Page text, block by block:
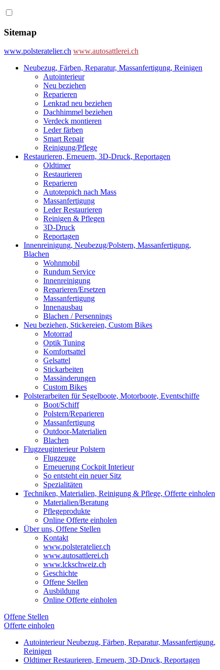
Sitemap
www.polsteratelier.ch www.autosattlerei.ch
Neubezug, Färben, Reparatur, Massanfertigung, Reinigen
Autointerieur
Neu beziehen
Reparieren
Lenkrad neu beziehen
Dachhimmel beziehen
Verdeck montieren
Leder färben
Smart Repair
Reinigung/Pflege
Restaurieren, Erneuern, 3D-Druck, Reportagen
Oldtimer
Restaurieren
Reparieren
Autoteppich nach Mass
Massanfertigung
Leder Restaurieren
Reinigen & Pflegen
3D-Druck
Reportagen
Innenreinigung, Neubezug/Polstern, Massanfertigung,
Blachen
Wohnmobil
Rundum Service
Innenreinigung
Reparieren/Ersetzen
Massanfertigung
Innenausbau
Blachen / Persennings
Neu beziehen, Stickereien, Custom Bikes
Motorrad
Optik Tuning
Komfortsattel
Gelsattel
Stickarbeiten
Massänderungen
Custom Bikes
Polsterarbeiten für Segelboote, Motorboote, Eventschiffe
Boot/Schiff
Polstern/Reparieren
Massanfertigung
Outdoor-Materialien
Blachen
Flugzeuginterieur Polstern
Flugzeuge
Erneuerung Cockpit Interieur
So entsteht ein neuer Sitz
Spezialitäten
Techniken, Materialien, Reinigung & Pflege, Offerte einholen
Materialien/Beratung
Pflegeprodukte
Online Offerte einholen
Über uns, Offene Stellen
Kontakt
www.polsteratelier.ch
www.autosattlerei.ch
www.lckschweiz.ch
Geschichte
Offene Stellen
Ausbildung
Online Offerte einholen
Offene Stellen
Offerte einholen
AutointerieurNeubezug, Färben, Reparatur, Massanfertigung,
Reinigen
OldtimerRestaurieren, Erneuern, 3D-Druck, Reportagen